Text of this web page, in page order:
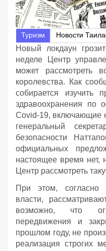
Туризм
Новый локдаун
неделе Центр
может рассмотреть
королевства. Как
собирается изучить
здравоохранения по
Covid-19, включающие
генеральный
безопасности
официальных
настоящее время нет,
Центр рассмотреть
При этом, согласно
власти,
возможно, что
передвижения и
прошлом году, не
реализация строгих